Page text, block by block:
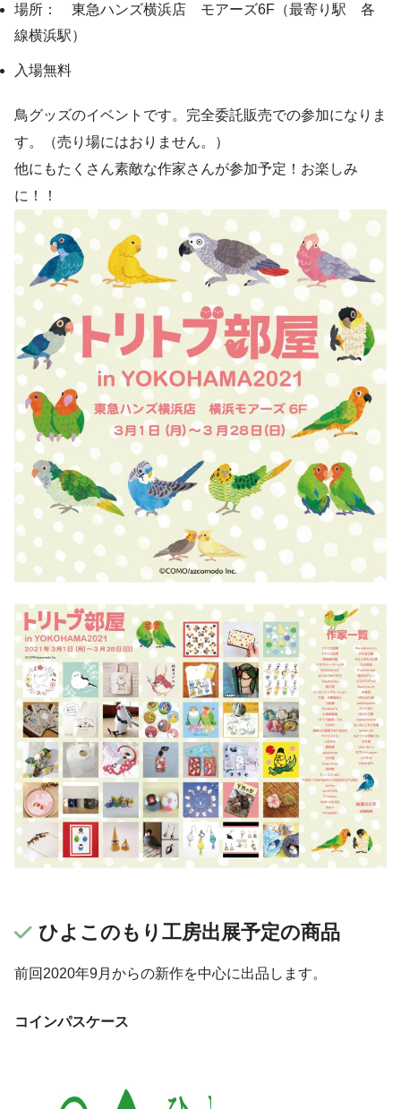
場所： 東急ハンズ横浜店 モアーズ6F（最寄り駅 各
線横浜駅）
入場無料
鳥グッズのイベントです。完全委託販売での参加になりま
す。（売り場にはおりません。）
他にもたくさん素敵な作家さんが参加予定！お楽しみ
に！！
ひよこのもり工房出展予定の商品
前回2020年9月からの新作を中心に出品します。
コインパスケース